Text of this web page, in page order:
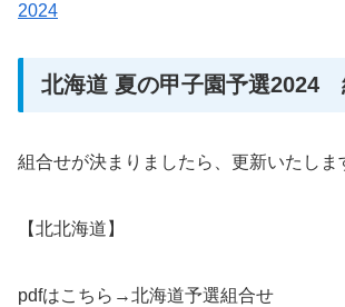
2024
北海道 夏の甲子園予選2024
組合せが決まりましたら、更新いたしま
【北北海道】
pdfはこちら→北海道予選組合せ